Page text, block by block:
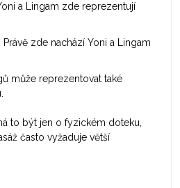
a Lingam zde reprezentují
zde nachází Yoni a Lingam
může reprezentovat také
to být jen o fyzickém doteku,
často vyžaduje větší